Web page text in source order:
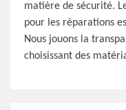
matière de sécurité.
pour les réparations
Nous jouons la
choisissant des